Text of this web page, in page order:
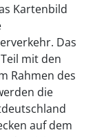
Kartenbild
Das
mit den
Rahmen des
die
auf dem